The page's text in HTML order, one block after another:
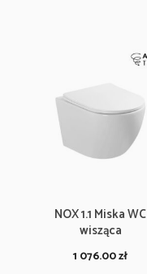
NOX 1.1 Miska WC
wisząca
1 076.00zł